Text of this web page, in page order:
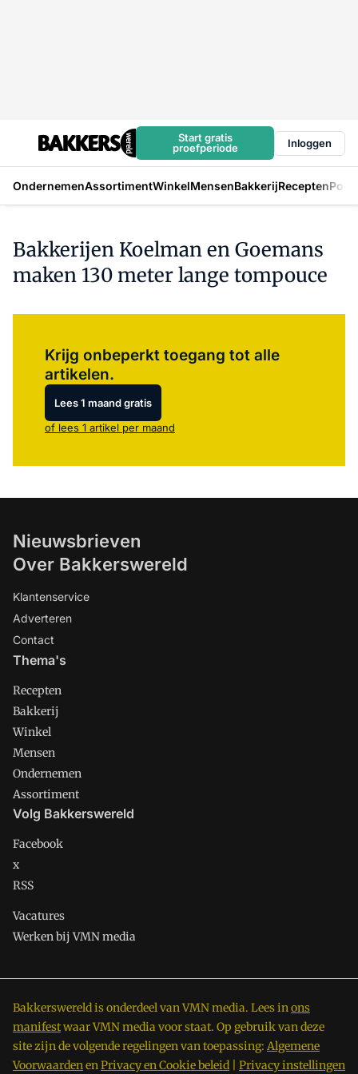
Start gratis
proefperiode
Inloggen
OndernemenAssortimentWinkelMensenBakkerijRecepten
Bakkerijen Koelman en Goemans
maken 130 meter lange tompouce
Krijg onbeperkt toegang tot alle
artikelen.
Lees 1 maand gratis
of lees 1 artikel per maand
Nieuwsbrieven
Over Bakkerswereld
Klantenservice
Adverteren
Contact
Thema's
Recepten
Bakkerij
Winkel
Mensen
Ondernemen
Assortiment
Volg Bakkerswereld
Facebook
x
RSS
Vacatures
Werken bij VMN media
Bakkerswereld is onderdeel van VMN media. Lees inons
manifestwaar VMN media voor staat. Op gebruik van deze
site zijn de volgende regelingen van toepassing: Algemene
VoorwaardenenPrivacy en Cookie beleid Privacy instellingen